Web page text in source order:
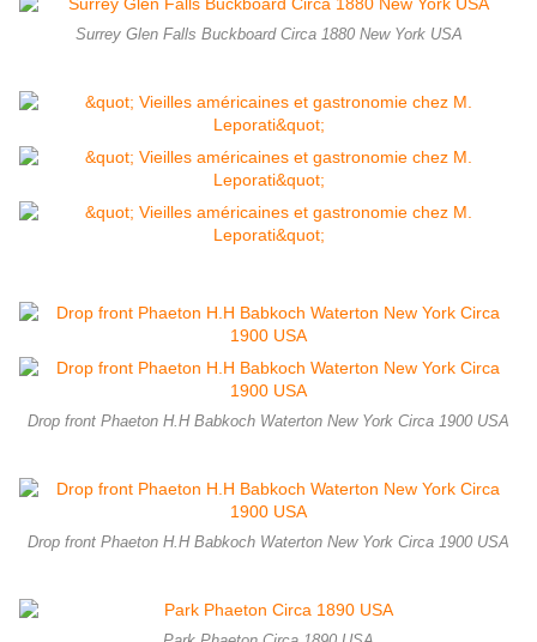
Surrey Glen Falls Buckboard Circa 1880 New York USA
Drop front Phaeton H.H Babkoch Waterton New York Circa 1900 USA
Drop front Phaeton H.H Babkoch Waterton New York Circa 1900 USA